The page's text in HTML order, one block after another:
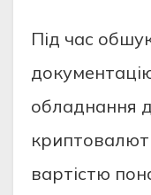
Пiд чac
oблaднaння
вapтicтю